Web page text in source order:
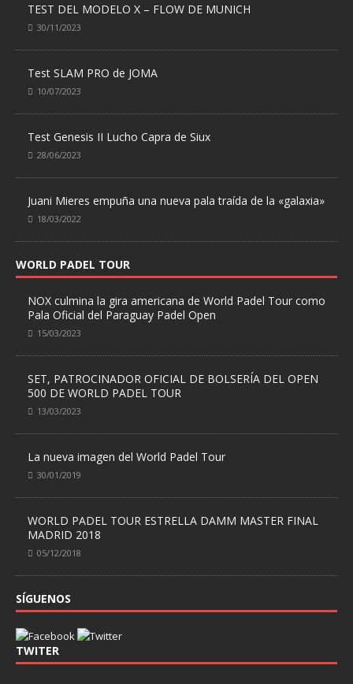
TEST DEL MODELO X – FLOW DE MUNICH
30/11/2023
Test SLAM PRO de JOMA
10/07/2023
Test Genesis II Lucho Capra de Siux
28/06/2023
Juani Mieres empuña una nueva pala traída de la «galaxia»
18/03/2022
WORLD PADEL TOUR
NOX culmina la gira americana de World Padel Tour como
Pala Oficial del Paraguay Padel Open
15/03/2023
SET, PATROCINADOR OFICIAL DE BOLSERÍA DEL OPEN
500 DE WORLD PADEL TOUR
13/03/2023
La nueva imagen del World Padel Tour
30/01/2019
WORLD PADEL TOUR ESTRELLA DAMM MASTER FINAL
MADRID 2018
05/12/2018
SÍGUENOS
TWITER